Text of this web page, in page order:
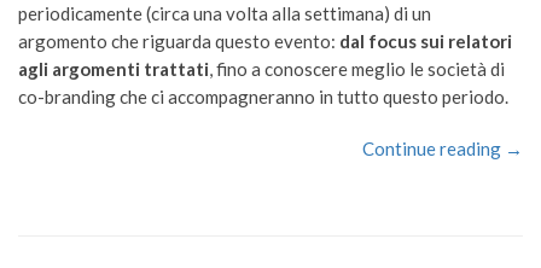
periodicamente (circa una volta alla settimana) di un
argomento che riguarda questo evento: dal focus sui relatori
agli argomenti trattati, fino a conoscere meglio le società di
co-branding che ci accompagneranno in tutto questo periodo.
Continue reading →